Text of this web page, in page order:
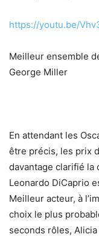
https://youtu.be/
Meilleur ensemble
George Miller
En attendant les
être précis, les prix
davantage clarifié la
Leonardo DiCaprio
Meilleur acteur, à
choix le plus
seconds rôles,